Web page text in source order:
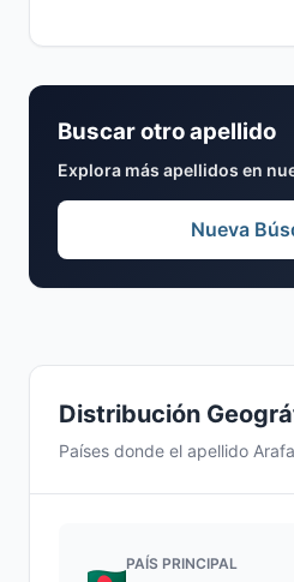
Distribución
Países donde el apellido
PAÍS PRINCIPAL
Buscar otro apellido
Explora más apellidos en
Nueva